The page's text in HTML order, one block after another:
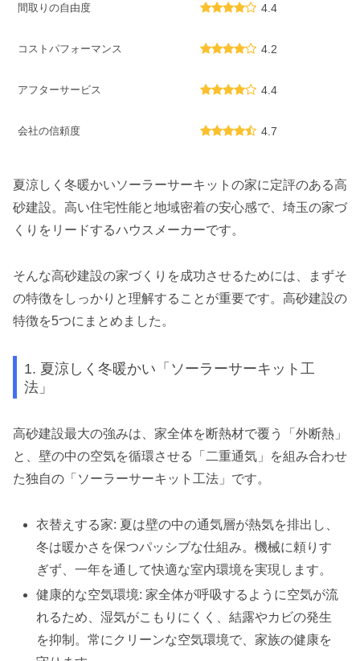
間取りの自由度 4.4
コストパフォーマンス 4.2
アフターサービス 4.4
会社の信頼度 4.7
夏涼しく冬暖かいソーラーサーキットの家に定評のある高
砂建設。高い住宅性能と地域密着の安心感で、埼玉の家づ
くりをリードするハウスメーカーです。
そんな高砂建設の家づくりを成功させるためには、まずそ
の特徴をしっかりと理解することが重要です。高砂建設の
特徴を5つにまとめました。
1. 夏涼しく冬暖かい「ソーラーサーキット工
法」
高砂建設最大の強みは、家全体を断熱材で覆う「外断熱」
と、壁の中の空気を循環させる「二重通気」を組み合わせ
た独自の「ソーラーサーキット工法」です。
衣替えする家: 夏は壁の中の通気層が熱気を排出し、
冬は暖かさを保つパッシブな仕組み。機械に頼りす
ぎず、一年を通して快適な室内環境を実現します。
健康的な空気環境: 家全体が呼吸するように空気が流
れるため、湿気がこもりにくく、結露やカビの発生
を抑制。常にクリーンな空気環境で、家族の健康を